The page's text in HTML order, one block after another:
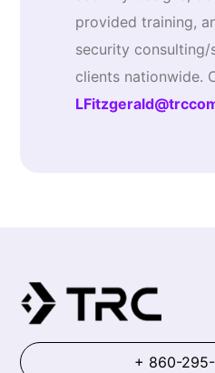
provided training,
security
clients nationwide.
+ 860-295-